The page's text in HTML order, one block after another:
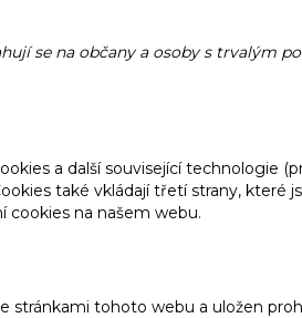
se na občany a osoby s trvalým
a další související technologie
také vkládají třetí strany, které
cookies na našem webu.
stránkami tohoto webu a uložen